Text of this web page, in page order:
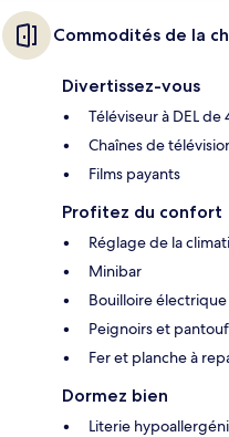
Commodités de la
Divertissez-vous
Téléviseur à DEL de
Chaînes de
Films payants
Profitez du confort
Réglage de la
Minibar
Bouilloire électrique
Peignoirs et
Fer et planche à
Dormez bien
Literie